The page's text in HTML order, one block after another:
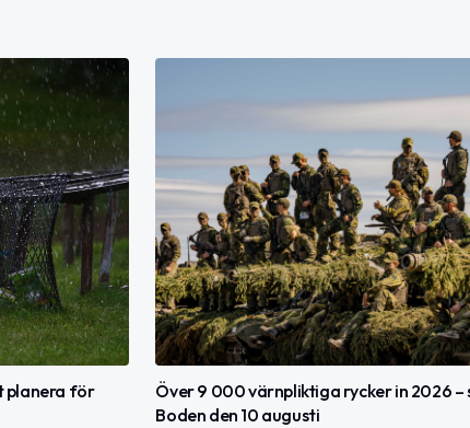
planera för
Över 9 000 värnpliktiga rycker in 2026 –
Boden den 10 augusti